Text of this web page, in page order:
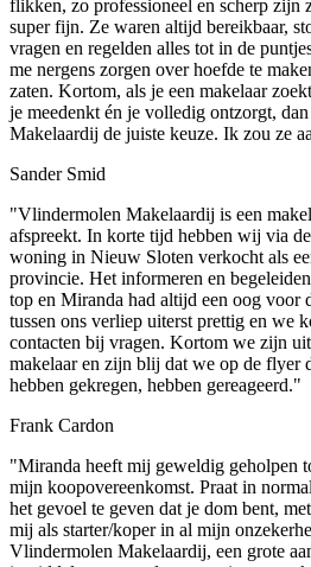
flikken, zo professioneel en scherp zijn
super fijn. Ze waren altijd bereikbaar,
vragen en regelden alles tot in de
me nergens zorgen over hoefde te
zaten. Kortom, als je een makelaar
je meedenkt én je volledig ontzorgt,
Makelaardij de juiste keuze. Ik zou ze
Sander Smid
"Vlindermolen Makelaardij is een
afspreekt. In korte tijd hebben wij via
woning in Nieuw Sloten verkocht als
provincie. Het informeren en
top en Miranda had altijd een oog voor
tussen ons verliep uiterst prettig en we
contacten bij vragen. Kortom we zijn
makelaar en zijn blij dat we op de flyer
hebben gekregen, hebben gereageerd."
Frank Cardon
"Miranda heeft mij geweldig geholpen
mijn koopovereenkomst. Praat in
het gevoel te geven dat je dom bent,
mij als starter/koper in al mijn
Vlindermolen Makelaardij, een grote